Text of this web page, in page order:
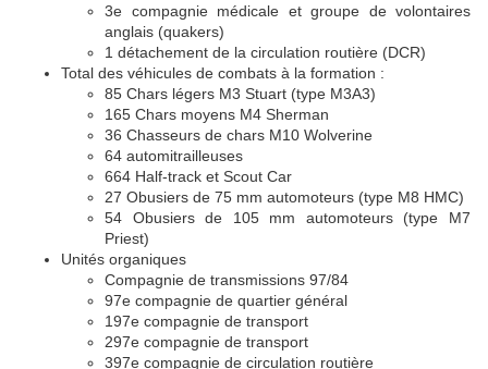
3e compagnie médicale et groupe de volontaires
anglais (quakers)
1 détachement de la circulation routière (DCR)
Total des véhicules de combats à la formation :
85 Chars légers M3 Stuart (type M3A3)
165 Chars moyens M4 Sherman
36 Chasseurs de chars M10 Wolverine
64 automitrailleuses
664 Half-track et Scout Car
27 Obusiers de 75 mm automoteurs (type M8 HMC)
54 Obusiers de 105 mm automoteurs (type M7
Priest)
Unités organiques
Compagnie de transmissions 97/84
97e compagnie de quartier général
197e compagnie de transport
297e compagnie de transport
397e compagnie de circulation routière